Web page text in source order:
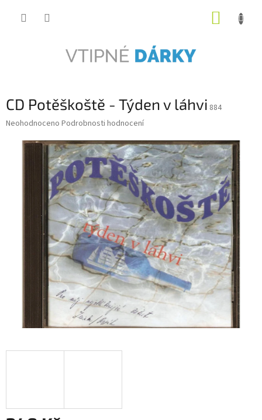
CD Potěškoště - Týden v láhvi 884
Průměrné
produktu
Neohodnoceno Podrobnosti hodnocení